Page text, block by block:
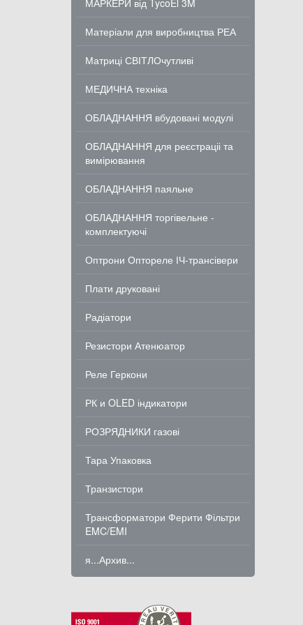
МАРКЕРИ від TycoEl 3M
Матеріали для виробництва РЕА
Матриці СВІТЛОчутливі
МЕДИЧНА техніка
ОБЛАДНАННЯ вбудовані модулі
ОБЛАДНАННЯ для реєстраціі та
вимірювання
ОБЛАДНАННЯ паяльне
ОБЛАДНАННЯ торгівельне -
комплектуючі
Оптрони Оптореле ІЧ-трансівери
Плати друковані
Радіатори
Резистори Атенюатор
Реле Геркони
РК и OLED індикатори
РОЗРЯДНИКИ газові
Тара Упаковка
Транзистори
Трансформатори Ферити Фільтри
EMC/EMI
я...Архив...